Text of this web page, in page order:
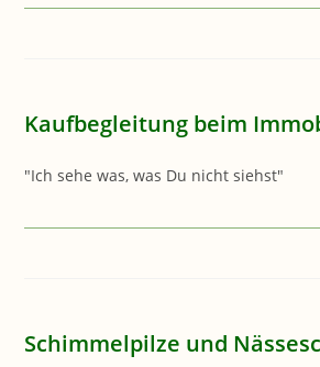
Kaufbegleitung beim
"Ich sehe was, was Du nicht siehst"
Schimmelpilze und